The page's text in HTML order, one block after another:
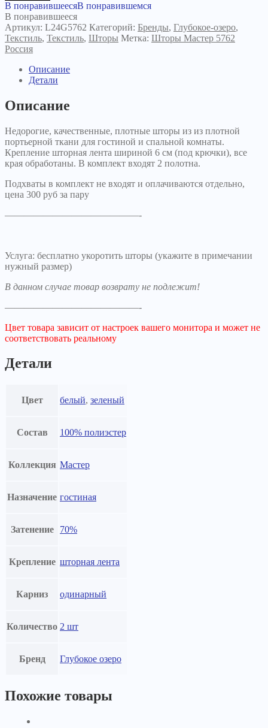
В понравившеесяВ понравившемся
В понравившееся
Артикул: L24G5762 Категорий: Бренды, Глубокое-озеро,
Текстиль, Текстиль, Шторы Метка: Шторы Мастер 5762
Россия
Описание
Детали
Описание
Недорогие, качественные, плотные шторы из из плотной
портьерной ткани для гостиной и спальной комнаты.
Крепление шторная лента шириной 6 см (под крючки), все
края обработаны. В комплект входят 2 полотна.
Подхваты в комплект не входят и оплачиваются отдельно,
цена 300 руб за пару
——————————————-
Услуга: бесплатно укоротить шторы (укажите в примечании
нужный размер)
В данном случае товар возврату не подлежит!
——————————————-
Цвет товара зависит от настроек вашего монитора и может не
соответствовать реальному
Детали
Цвет белый, зеленый
Состав 100% полиэстер
Коллекция Мастер
Назначение гостиная
Затенение 70%
Крепление шторная лента
Карниз одинарный
Количество 2 шт
Бренд Глубокое озеро
Похожие товары